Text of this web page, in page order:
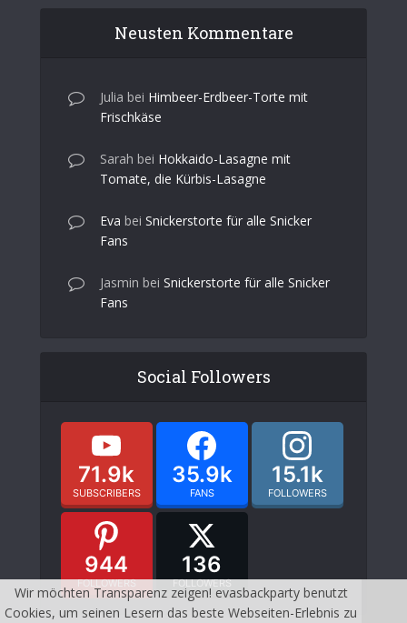
Neusten Kommentare
Julia bei Himbeer-Erdbeer-Torte mit
Frischkäse
Sarah bei Hokkaido-Lasagne mit
Tomate, die Kürbis-Lasagne
Eva bei Snickerstorte für alle Snicker
Fans
Jasmin bei Snickerstorte für alle Snicker
Fans
Social Followers
71.9k
SUBSCRIBERS
35.9k
FANS
15.1k
FOLLOWERS
944
FOLLOWERS
136
FOLLOWERS
Wir möchten Transparenz zeigen! evasbackparty benutzt
Cookies, um seinen Lesern das beste Webseiten-Erlebnis zu